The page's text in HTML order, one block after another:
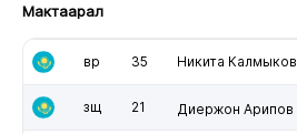
Мактаарал
вр 35 Никита Калмыков
зщ 21 Диержон Арипов